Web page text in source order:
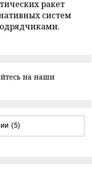
ракет
систем
на наши
(5)